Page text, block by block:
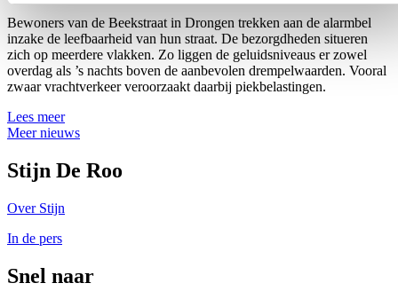
Bewoners van de Beekstraat in Drongen trekken aan de alarmbel
inzake de leefbaarheid van hun straat. De bezorgdheden situeren
zich op meerdere vlakken. Zo liggen de geluidsniveaus er zowel
overdag als ’s nachts boven de aanbevolen drempelwaarden. Vooral
zwaar vrachtverkeer veroorzaakt daarbij piekbelastingen.
Lees meer
Meer nieuws
Stijn De Roo
Over Stijn
In de pers
Snel naar